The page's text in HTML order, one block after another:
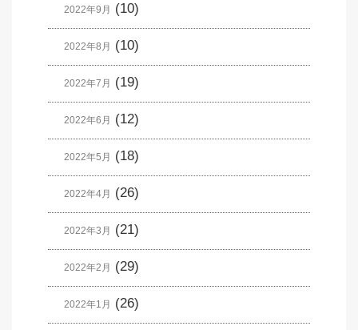
2022年9月 (10)
2022年8月 (10)
2022年7月 (19)
2022年6月 (12)
2022年5月 (18)
2022年4月 (26)
2022年3月 (21)
2022年2月 (29)
2022年1月 (26)